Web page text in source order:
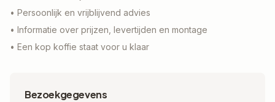
• Persoonlijk en vrijblijvend advies
• Informatie over prijzen, levertijden en montage
• Een kop koffie staat voor u klaar
Bezoekgegevens